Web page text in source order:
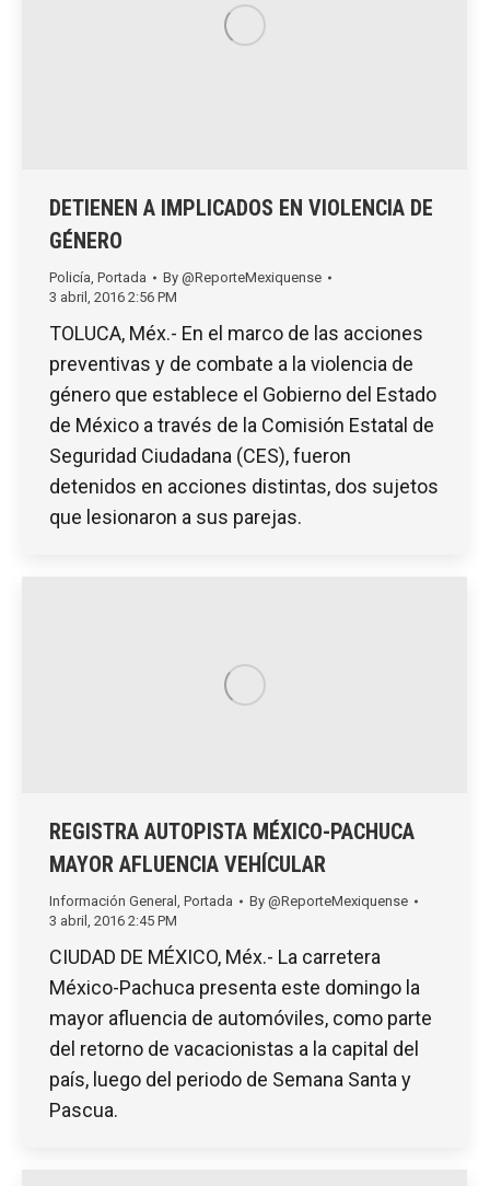
DETIENEN A IMPLICADOS EN VIOLENCIA DE
GÉNERO
Policía, Portada By @ReporteMexiquense
3 abril, 2016 2:56 PM
TOLUCA, Méx.- En el marco de las acciones
preventivas y de combate a la violencia de
género que establece el Gobierno del Estado
de México a través de la Comisión Estatal de
Seguridad Ciudadana (CES), fueron
detenidos en acciones distintas, dos sujetos
que lesionaron a sus parejas.
REGISTRA AUTOPISTA MÉXICO-PACHUCA
MAYOR AFLUENCIA VEHÍCULAR
Información General , Portada By @ReporteMexiquense
3 abril, 2016 2:45 PM
CIUDAD DE MÉXICO, Méx.- La carretera
México-Pachuca presenta este domingo la
mayor afluencia de automóviles, como parte
del retorno de vacacionistas a la capital del
país, luego del periodo de Semana Santa y
Pascua.